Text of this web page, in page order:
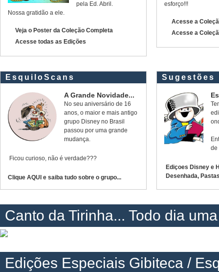
pela Ed. Abril.
Nossa gratidão a ele.
Veja o Poster da Coleção Completa
Acesse todas as Edições
esforço!!!
Acesse a
Acesse a
EsquiloScans
A Grande Novidade...
No seu aniversário de 16
anos, o maior e mais antigo
grupo Disney no Brasil
passou por uma grande
mudança.
Ficou curioso, não é verdade???
Clique AQUI e saiba tudo sobre o grupo...
Sugestões
de
Ediçoes Disney e
Desenhada,
Canto da Tirinha... Todo dia
Edições Especiais Gibiteca /